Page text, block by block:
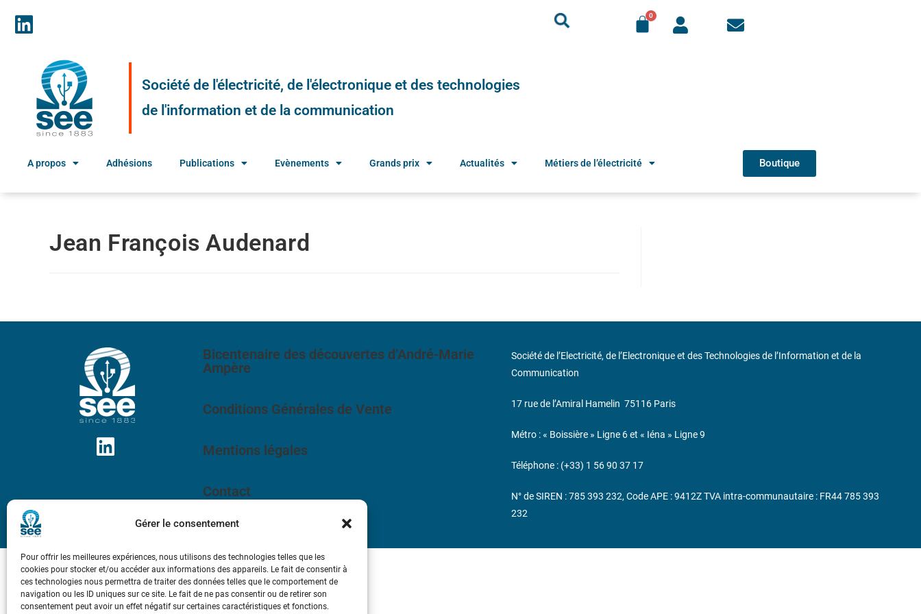
Gérer le consentement
Pour offrir les meilleures expériences, nous utilisons des technologies telles que les
cookies pour stocker et/ou accéder aux informations des appareils. Le fait de consentir à
ces technologies nous permettra de traiter des données telles que le comportement de
navigation ou les ID uniques sur ce site. Le fait de ne pas consentir ou de retirer son
consentement peut avoir un effet négatif sur certaines caractéristiques et fonctions.
Société de l'électricité, de l'électronique et des technologies
de l'information et de la communication
A propos Adhésions Publications Evènements Grands prix Actualités Métiers de l’électricité Boutique
Jean François Audenard
Bicentenaire des découvertes d’André-Marie
Ampère
Conditions Générales de Vente
Mentions légales
Contact
Société de l’Electricité, de l’Electronique et des Technologies de l’Information et de la
Communication
17 rue de l’Amiral Hamelin 75116 Paris
Métro : « Boissière » Ligne 6 et « Iéna » Ligne 9
Téléphone : (+33) 1 56 90 37 17
N° de SIREN : 785 393 232, Code APE : 9412Z TVA intra-communautaire : FR44 785 393
232